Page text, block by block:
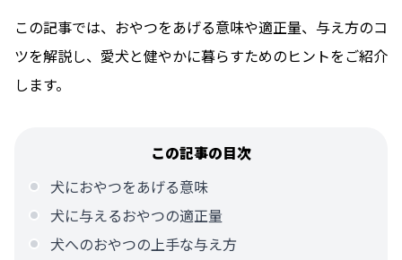
この記事では、おやつをあげる意味や適正量、与え方のコ
ツを解説し、愛犬と健やかに暮らすためのヒントをご紹介
します。
この記事の目次
犬におやつをあげる意味
犬に与えるおやつの適正量
犬へのおやつの上手な与え方